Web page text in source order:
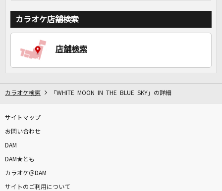
カラオケ店舗検索
店舗検索
カラオケ検索 「WHITE MOON IN THE BLUE SKY」の詳細
サイトマップ
お問い合わせ
DAM
DAM★とも
カラオケ＠DAM
サイトのご利用について